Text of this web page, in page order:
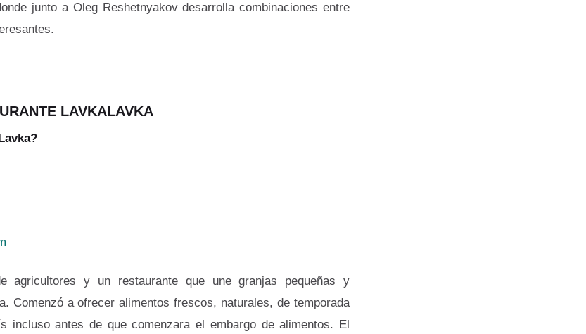
junto a Oleg Reshetnyakov desarrolla combinaciones entre
LAVKALAVKA
agricultores y un restaurante que une granjas pequeñas y
Comenzó a ofrecer alimentos frescos, naturales, de temporada
incluso antes de que comenzara el embargo de alimentos. El